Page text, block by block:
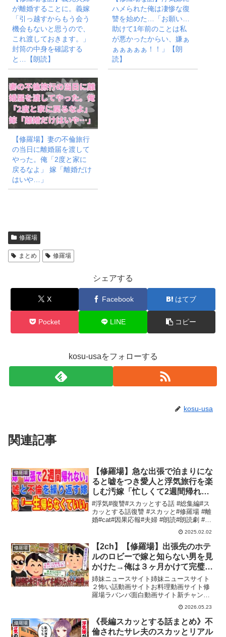
が離婚することに。義嫁
「引っ越すからもう会う
機会もないと思うので、
これ渡しておきます。」
封筒の中身を確認する
と…【朗読】
ハメられた俺は凄惨な復
讐を始めた…「お願い…
助けて1年前のことは私
が悪かったからい、嫌ぁ
ぁぁぁぁぁ！！」【朗
読】
【修羅場】妻の不倫旅行
の当日に離婚届を渡して
やった。俺「2度と家に
戻るなよ」 嫁「離婚だけ
はいや…」
修羅場
まとめ 修羅場
シェアする
X Facebook はてブ
Pocket LINE コピー
kosu-usaをフォローする
kosu-usa
関連記事
修羅場
【修羅場】急な出張で泊まりにな
ると嘘をつき愛人と浮気旅行を楽
しむ汚嫁「忙しくて2週間帰れな
いw」俺「あ、もう一生帰らなく
て良いです！」汚嫁「え？」結果
w 【スカットする話】
#浮気#復讐#スカッとする話 #総集編#ス
カッとする話復讐 #スカッと#修羅場 #離
婚#cat#因果応報#夫婦 #朗読#朗読劇 #ntr
#出張#長期出張#嫁 チャンネル登録もお
願いします！オススメ動画▼オススメ再
生リスト▼★ご視聴いただき...
2025.02.02
修羅場
【2ch】【修羅場】出張先のホテ
ルのロビーで嫁と知らない男を見
かけた→俺は３ヶ月かけて完璧な
準備を整え、結婚記念日に全てを
終わらせた【ゆっくり解説】
姉妹ニュースサイト姉妹ニュースサイト
２怖い話動画サイトお料理動画サイト修
羅場ラバンバ面白動画サイト新チャンネ
ルもお願いします：２ちゃんねるの面
白・修羅場スレをゆっくり実況
※Instagram/Tiktokを開設しました。動画
説明欄から飛べる...
2026.05.23
修羅場
《長編スカッとする話まとめ》不
倫されたサレ夫のスカッとリアル